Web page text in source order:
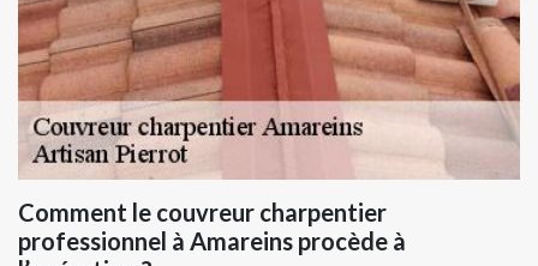
Comment le couvreur charpentier
professionnel à Amareins procède à